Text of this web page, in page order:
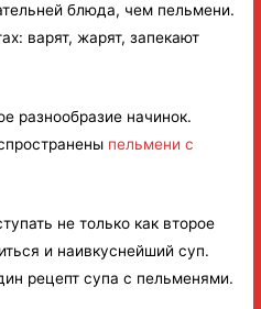
блюда, чем пельмени.
варят, жарят, запекают
разнообразие начинок.
пельмени с
не только как второе
и наивкуснейший суп.
рецепт супа с пельменями.